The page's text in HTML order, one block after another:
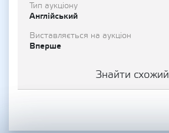
Тип аукціону
Англійський
Виставляється на аукціон
Вперше
Знайти схожий